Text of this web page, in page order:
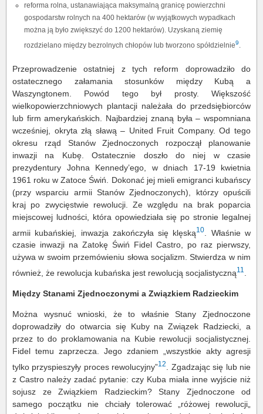
reforma rolna, ustanawiająca maksymalną granicę powierzchni
gospodarstw rolnych na 400 hektarów (w wyjątkowych wypadkach
można ją było zwiększyć do 1200 hektarów). Uzyskaną ziemię
rozdzielano między bezrolnych chłopów lub tworzono spółdzielnie9
Przeprowadzenie ostatniej z tych reform doprowadziło do
ostatecznego załamania stosunków między Kubą a
Waszyngtonem. Powód tego był prosty. Większość
wielkopowierzchniowych plantacji należała do przedsiębiorców
lub firm amerykańskich. Najbardziej znaną była – wspomniana
wcześniej, okryta złą sławą – United Fruit Company. Od tego
okresu rząd Stanów Zjednoczonych rozpoczął planowanie
inwazji na Kubę. Ostatecznie doszło do niej w czasie
prezydentury Johna Kennedy’ego, w dniach 17-19 kwietnia
1961 roku w Zatoce Świń. Dokonać jej mieli emigranci kubańscy
(przy wsparciu armii Stanów Zjednoczonych), którzy opuścili
kraj po zwycięstwie rewolucji. Ze względu na brak poparcia
miejscowej ludności, która opowiedziała się po stronie legalnej
armii kubańskiej, inwazja zakończyła się klęską10
. Właśnie w
czasie inwazji na Zatokę Świń Fidel Castro, po raz pierwszy,
używa w swoim przemówieniu słowa socjalizm. Stwierdza w nim
również, że rewolucja kubańska jest rewolucją socjalistyczną11
Między Stanami Zjednoczonymi a Związkiem Radzieckim
Można wysnuć wnioski, że to właśnie Stany Zjednoczone
doprowadziły do otwarcia się Kuby na Związek Radziecki, a
przez to do proklamowania na Kubie rewolucji socjalistycznej.
Fidel temu zaprzecza. Jego zdaniem „wszystkie akty agresji
tylko przyspieszyły proces rewolucyjny”12
. Zgadzając się lub nie
z Castro należy zadać pytanie: czy Kuba miała inne wyjście niż
sojusz ze Związkiem Radzieckim? Stany Zjednoczone od
samego początku nie chciały tolerować „różowej rewolucji„